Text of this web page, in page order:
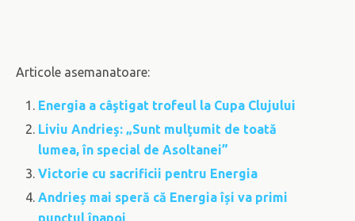
Articole asemanatoare:
Energia a câştigat trofeul la Cupa Clujului
Liviu Andrieş: „Sunt mulţumit de toată
lumea, în special de Asoltanei”
Victorie cu sacrificii pentru Energia
Andrieș mai speră că Energia își va primi
punctul înapoi